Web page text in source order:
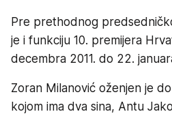
Pre prethodnog
je i funkciju 10. premijera
decembra 2011. do 22.
Zoran Milanović oženjen je
kojom ima dva sina, Antu